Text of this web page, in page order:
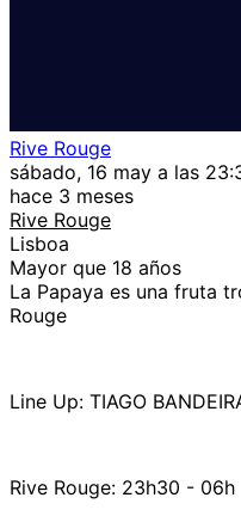
Rive Rouge
sábado, 16 may a las
hace 3 meses
Rive Rouge
Lisboa
Mayor que 18 años
La Papaya es una fruta
Rouge
Line Up: TIAGO
Rive Rouge: 23h30 - 06h